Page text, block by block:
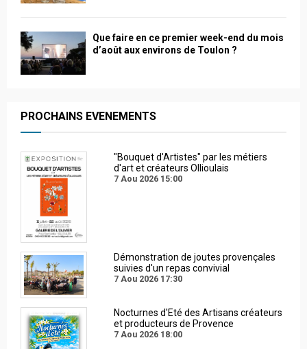
Que faire en ce premier week-end du mois
d’août aux environs de Toulon ?
PROCHAINS EVENEMENTS
"Bouquet d'Artistes" par les métiers
d'art et créateurs Ollioulais
7 Aou 2026 15:00
Démonstration de joutes provençales
suivies d'un repas convivial
7 Aou 2026 17:30
Nocturnes d'Eté des Artisans créateurs
et producteurs de Provence
7 Aou 2026 18:00